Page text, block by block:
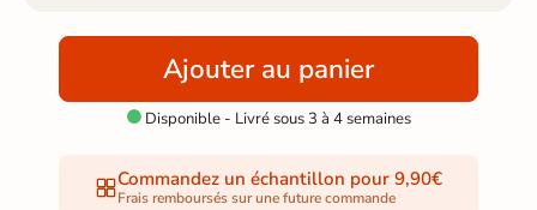
Ajouter au panier
Disponible - Livré sous 3 à 4 semaines
Commandez un échantillon pour 9,90€
Frais remboursés sur une future commande